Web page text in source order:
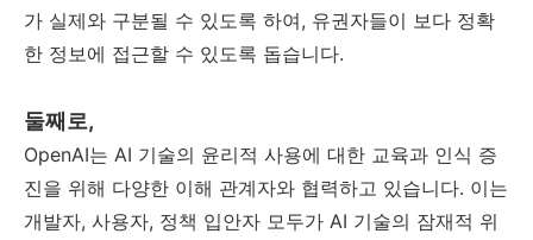
가 실제와 구분될 수 있도록 하여, 유권자들이 보다 정확
한 정보에 접근할 수 있도록 돕습니다.
둘째로,
OpenAI는 AI 기술의 윤리적 사용에 대한 교육과 인식 증
진을 위해 다양한 이해 관계자와 협력하고 있습니다. 이는
개발자, 사용자, 정책 입안자 모두가 AI 기술의 잠재적 위